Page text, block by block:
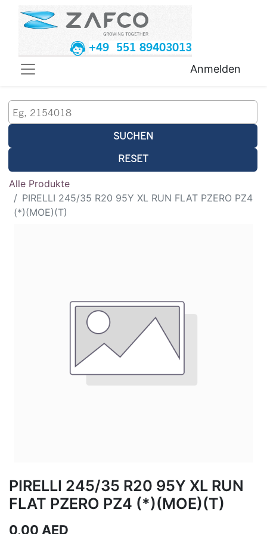
+49 551 89403013
Anmelden
SUCHEN
RESET
Alle Produkte
PIRELLI 245/35 R20 95Y XL RUN FLAT PZERO PZ4
(*)(MOE)(T)
PIRELLI 245/35 R20 95Y XL RUN
FLAT PZERO PZ4 (*)(MOE)(T)
0,00 AED